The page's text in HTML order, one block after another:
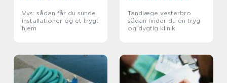
Vvs: sådan får du sunde
installationer og et trygt
hjem
Tandlæge vesterbro
sådan finder du en tryg
og dygtig klinik